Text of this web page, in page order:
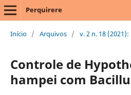
Perquirere
Início / Arquivos / v. 2 n. 18
Controle de
hampei com